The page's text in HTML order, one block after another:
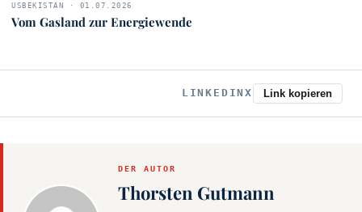
USBEKISTAN · 01.07.2026
Vom Gasland zur Energiewende
LINKEDINX Link kopieren
DER AUTOR
Thorsten Gutmann